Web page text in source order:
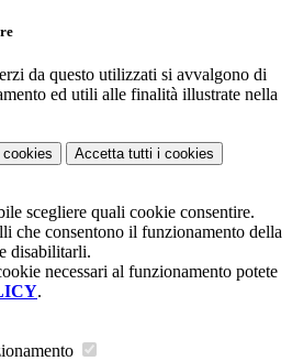
da questo utilizzati si avvalgono di
ed utili alle finalità illustrate nella
cookies Accetta tutti i cookies
scegliere quali cookie consentire.
che consentono il funzionamento della
disabilitarli.
necessari al funzionamento potete
.